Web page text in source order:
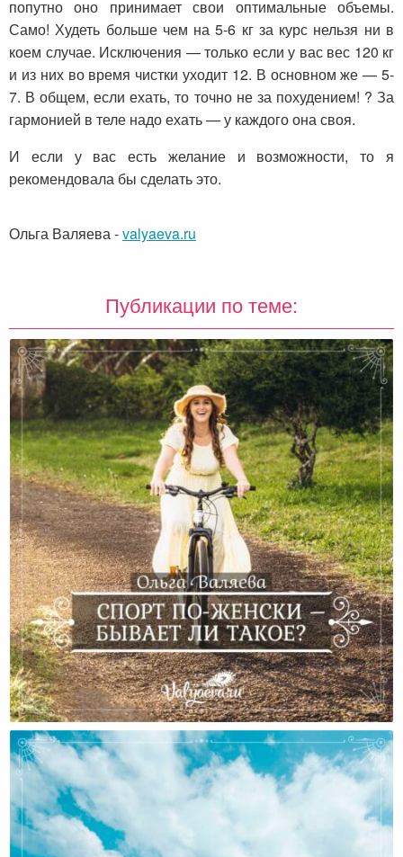
попутно оно принимает свои оптимальные объемы.
Само! Худеть больше чем на 5-6 кг за курс нельзя ни в
коем случае. Исключения — только если у вас вес 120 кг
и из них во время чистки уходит 12. В основном же — 5-
7. В общем, если ехать, то точно не за похудением! ? За
гармонией в теле надо ехать — у каждого она своя.
И если у вас есть желание и возможности, то я
рекомендовала бы сделать это.
Ольга Валяева-valyaeva.ru
Публикации по теме:
Спорт По-Женски – Бывает Ли Такое?